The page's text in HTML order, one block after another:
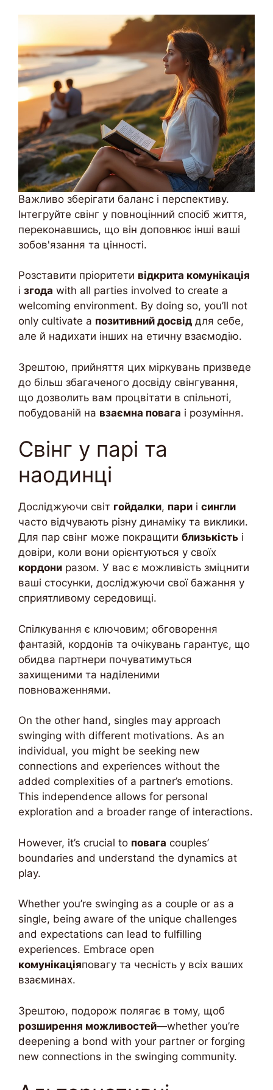
Важливо зберігати баланс і перспективу.
Інтегруйте свінг у повноцінний спосіб життя,
переконавшись, що він доповнює інші ваші
зобов'язання та цінності.
Розставити пріоритети відкрита комунікація
і згода with all parties involved to create a
welcoming environment. By doing so, you’ll not
only cultivate a позитивний досвід для себе,
але й надихати інших на етичну взаємодію.
Зрештою, прийняття цих міркувань призведе
до більш збагаченого досвіду свінгування,
що дозволить вам процвітати в спільноті,
побудованій на взаємна повага і розуміння.
Свінг у парі та
наодинці
Досліджуючи світ гойдалки, пари і сингли
часто відчувають різну динаміку та виклики.
Для пар свінг може покращити близькість і
довіри, коли вони орієнтуються у своїх
кордони разом. У вас є можливість зміцнити
ваші стосунки, досліджуючи свої бажання у
сприятливому середовищі.
Спілкування є ключовим; обговорення
фантазій, кордонів та очікувань гарантує, що
обидва партнери почуватимуться
захищеними та наділеними
повноваженнями.
On the other hand, singles may approach
swinging with different motivations. As an
individual, you might be seeking new
connections and experiences without the
added complexities of a partner’s emotions.
This independence allows for personal
exploration and a broader range of interactions.
However, it’s crucial to повага couples’
boundaries and understand the dynamics at
play.
Whether you’re swinging as a couple or as a
single, being aware of the unique challenges
and expectations can lead to fulfilling
experiences. Embrace open
комунікаціяповагу та чесність у всіх ваших
взаєминах.
Зрештою, подорож полягає в тому, щоб
розширення можливостей—whether you’re
deepening a bond with your partner or forging
new connections in the swinging community.